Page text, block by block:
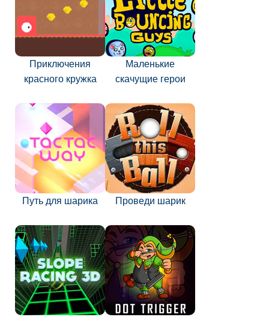
Приключения
красного кружка
Маленькие
скачущие герои
Путь для шарика Проведи шарик